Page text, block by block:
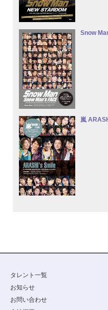
Snow
嵐
タレント一覧
お知らせ
お問い合わせ